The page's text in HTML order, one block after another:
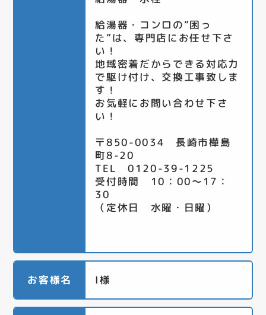
給湯器・コンロの”困っ
た”は、専門店にお任せ下さ
い！
地域密着だからできる対応力
で駆け付け、交換工事致しま
す！
お気軽にお問い合わせ下さ
い！
〒850-0034 長崎市樺島
町8-20
TEL 0120-39-1225
受付時間 10：00～17：
30
（定休日 水曜・日曜）
お客様名 I様